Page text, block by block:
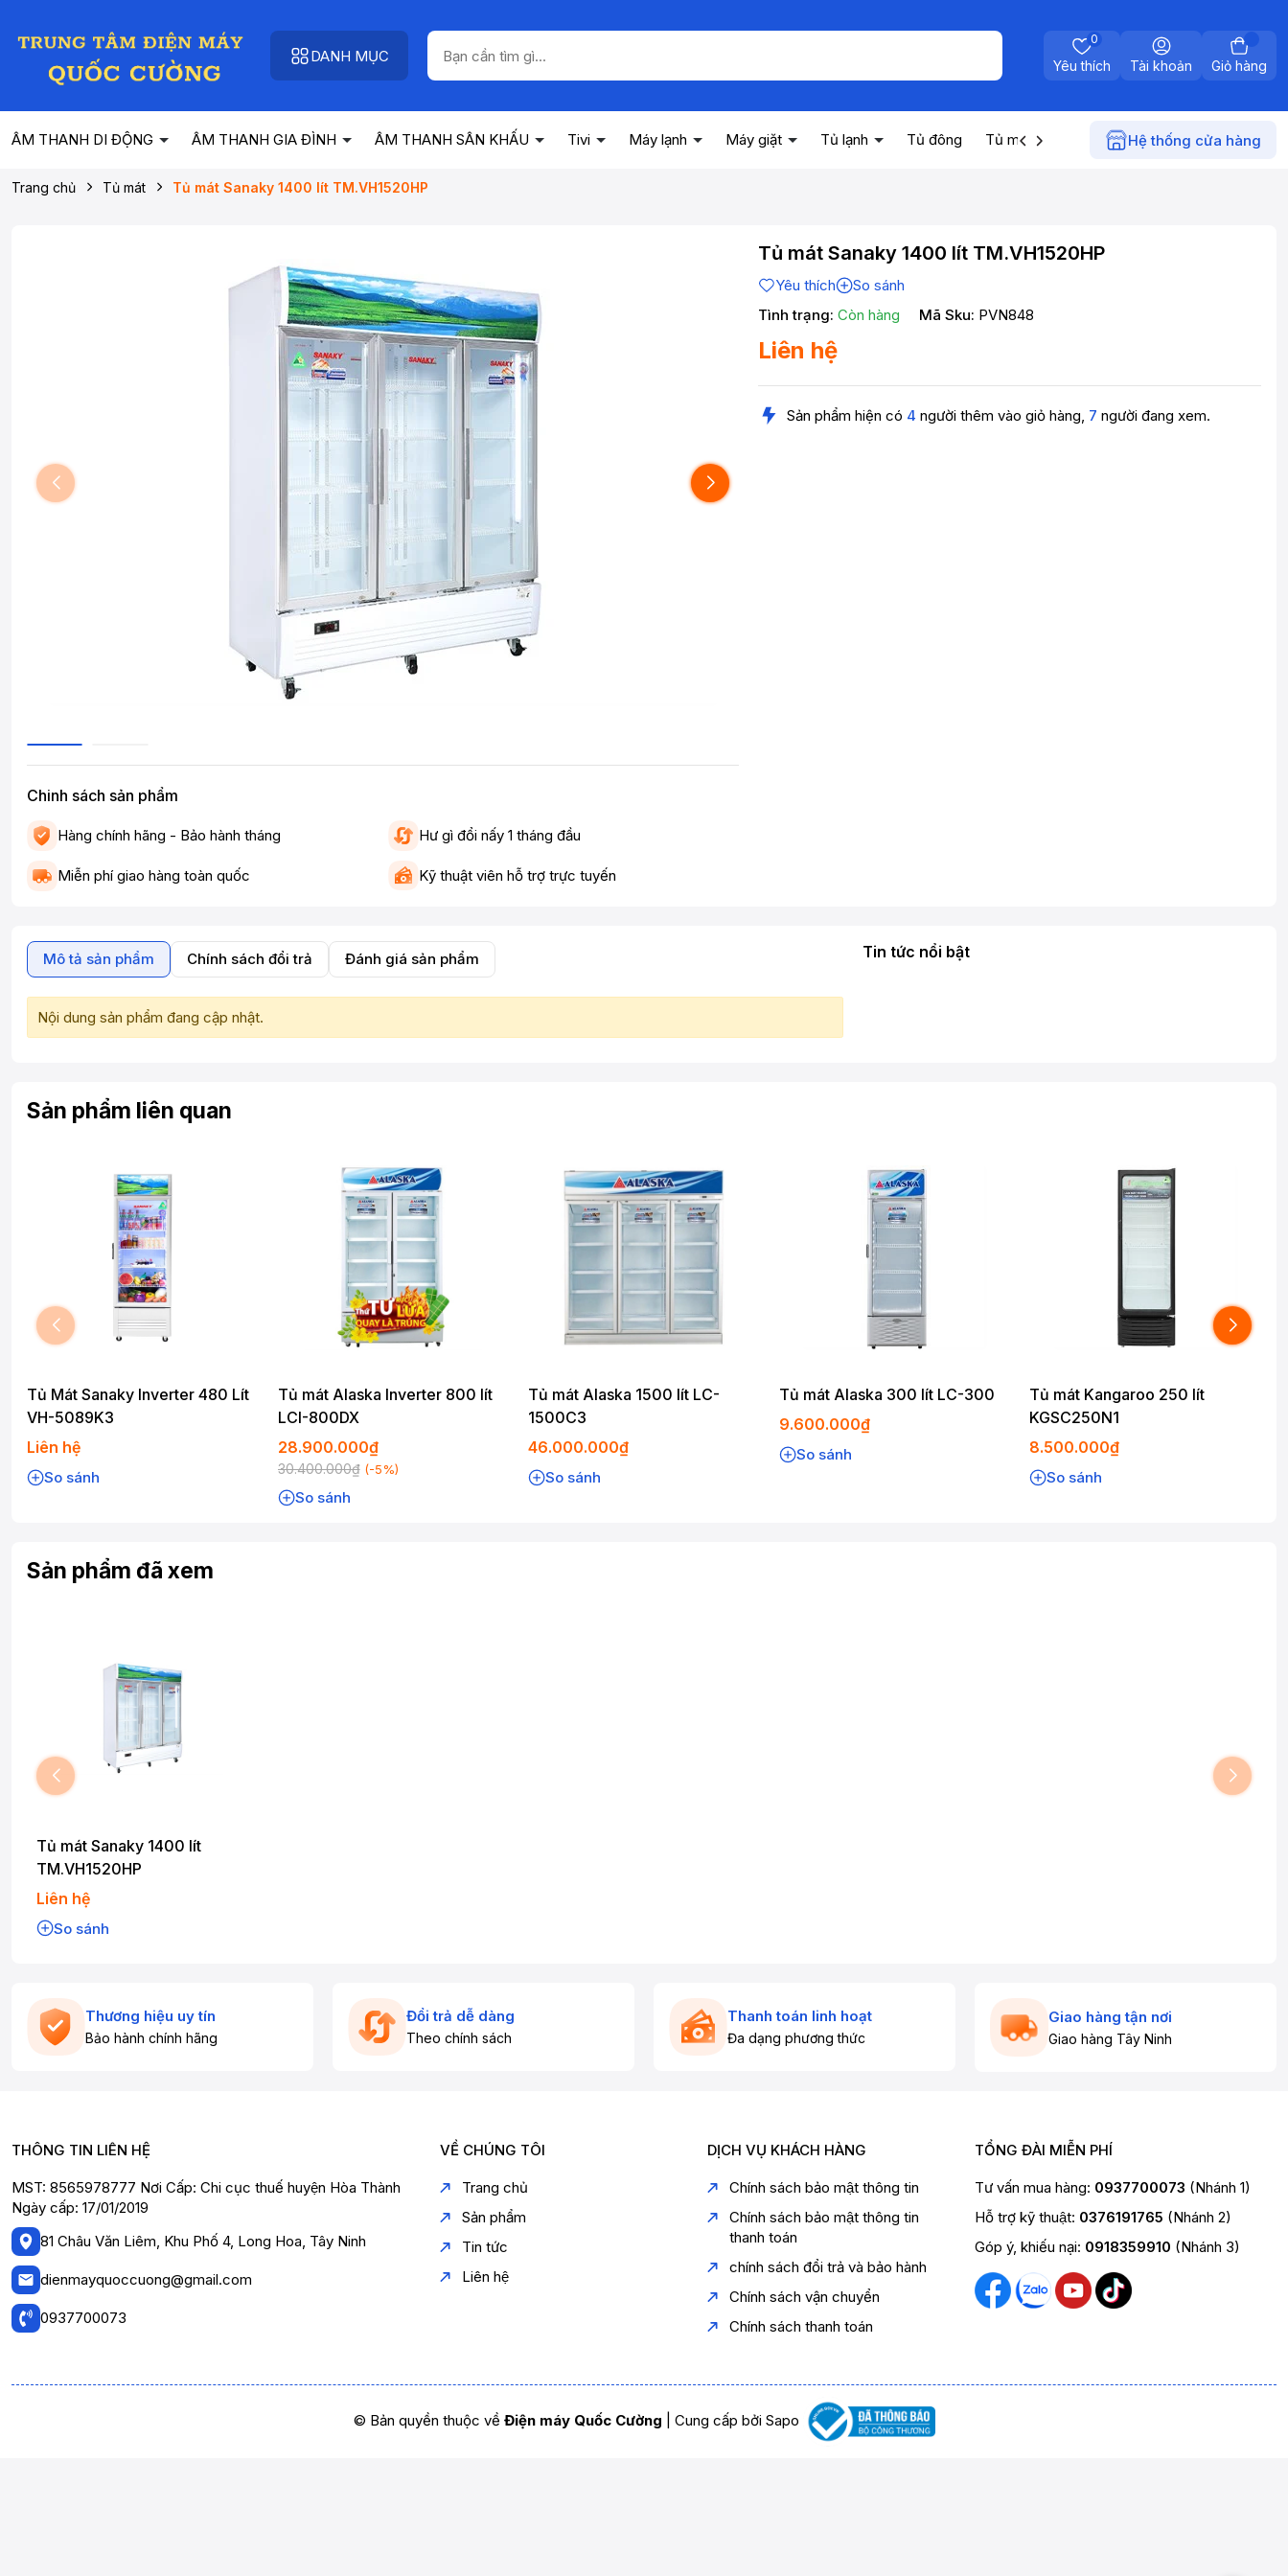
DANH MỤC
Yêu thích
0
Tài khoản Giỏ hàng
ÂM THANH DI ĐỘNG ÂM THANH GIA ĐÌNH ÂM THANH SÂN KHẤU Tivi Máy lạnh Máy giặt Tủ lạnh Tủ đông Tủ mát Máy nước nóng Điện gia
Hệ thống cửa hàng
Trang chủ Tủ mát Tủ mát Sanaky 1400 lít TM.VH1520HP
Chinh sách sản phẩm
Hàng chính hãng - Bảo hành tháng Hư gì đổi nấy 1 tháng đầu
Miễn phí giao hàng toàn quốc Kỹ thuật viên hỗ trợ trực tuyến
Tủ mát Sanaky 1400 lít TM.VH1520HP
Yêu thích
So sánh
Tình trạng: Còn hàng Mã Sku: PVN848
Liên hệ
Sản phẩm hiện có 4 người thêm vào giỏ hàng, 7 người đang xem.
Mô tả sản phẩm Chính sách đổi trả Đánh giá sản phẩm
Nội dung sản phẩm đang cập nhật.
Tin tức nổi bật
Sản phẩm liên quan
Tủ Mát Sanaky Inverter 480 Lít
VH-5089K3
Liên hệ
So sánh
Tủ mát Alaska Inverter 800 lít
LCI-800DX
28.900.000₫
30.400.000₫ (-5%)
So sánh
Tủ mát Alaska 1500 lít LC-
1500C3
46.000.000₫
So sánh
Tủ mát Alaska 300 lít LC-300
9.600.000₫
So sánh
Tủ mát Kangaroo 250 lít
KGSC250N1
8.500.000₫
So sánh
Sản phẩm đã xem
Tủ mát Sanaky 1400 lít
TM.VH1520HP
Liên hệ
So sánh
Thương hiệu uy tín
Bảo hành chính hãng
Đổi trả dễ dàng
Theo chính sách
Thanh toán linh hoạt
Đa dạng phương thức
Giao hàng tận nơi
Giao hàng Tây Ninh
THÔNG TIN LIÊN HỆ
MST: 8565978777 Nơi Cấp: Chi cục thuế huyện Hòa Thành
Ngày cấp: 17/01/2019
81 Châu Văn Liêm, Khu Phố 4, Long Hoa, Tây Ninh
dienmayquoccuong@gmail.com
0937700073
VỀ CHÚNG TÔI
Trang chủ
Sản phẩm
Tin tức
Liên hệ
DỊCH VỤ KHÁCH HÀNG
Chính sách bảo mật thông tin
Chính sách bảo mật thông tin
thanh toán
chính sách đổi trả và bảo hành
Chính sách vận chuyển
Chính sách thanh toán
TỔNG ĐÀI MIỄN PHÍ
Tư vấn mua hàng: 0937700073 (Nhánh 1)
Hỗ trợ kỹ thuật: 0376191765 (Nhánh 2)
Góp ý, khiếu nại: 0918359910 (Nhánh 3)
© Bản quyền thuộc về Điện máy Quốc Cường Cung cấp bởi Sapo